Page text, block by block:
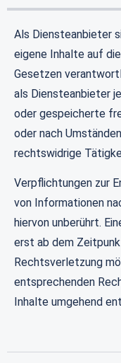
Als Diensteanbieter
eigene Inhalte auf
Gesetzen
als Diensteanbieter
oder gespeicherte
oder nach
rechtswidrige
Verpflichtungen zur
von Informationen
hiervon unberührt.
erst ab dem
Rechtsverletzung
entsprechenden
Inhalte umgehend